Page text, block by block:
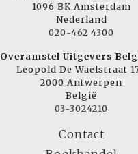
1096 BK Amsterdam
Nederland
020-462 4300
Overamstel Uitgevers
Leopold De Waelstraat
2000 Antwerpen
België
03-3024210
Contact